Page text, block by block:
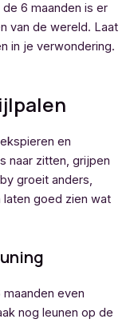
6 maanden is er
van de wereld. Laat
in je verwondering.
en
naar zitten, grijpen
groeit anders,
laten goed zien wat
maanden even
nog leunen op de